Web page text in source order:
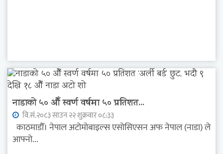
नाडाको ५० औँ स्वर्ण वर्षमा ५० प्रतिशत...
वि.सं.२०८३ साउन २२ शुक्रवार ०८:३३
काठमाडौँ। नेपाल अटोमोबाइल्स एसोसिएसन अफ नेपाल (नाडा) ले
आफ्नो...